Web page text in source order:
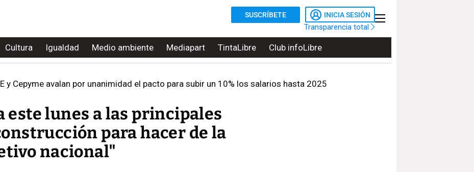
SUSCRÍBETE INICIA SESIÓN
Transparencia total
Cultura Igualdad Medio ambiente Mediapart TintaLibre Club infoLibre
y Cepyme avalan por unanimidad el pacto para subir un 10% los salarios hasta 2025
este lunes a las principales
para hacer de la
nacional"